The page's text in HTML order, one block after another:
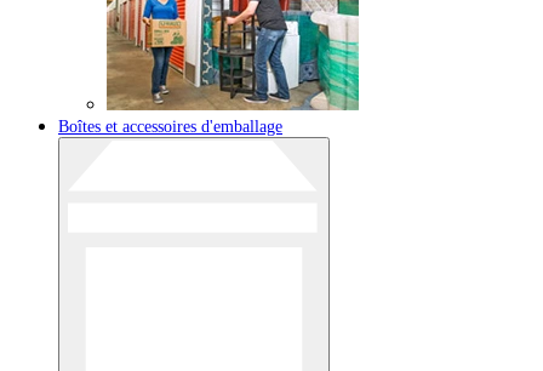
Boîtes et accessoires d'emballage